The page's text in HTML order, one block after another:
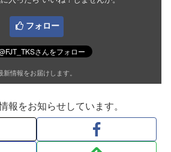
フォロー
新情報をお届けします。
報をお知らせしています。